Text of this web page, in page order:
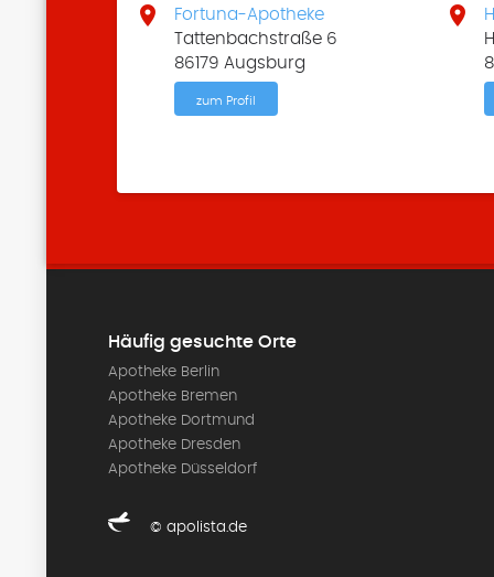

Fortuna-Apotheke
Tattenbachstraße 6
86179 Augsburg
zum Profil

Häufig gesuchte Orte
Apotheke Berlin
Apotheke Bremen
Apotheke Dortmund
Apotheke Dresden
Apotheke Düsseldorf
© apolista.de